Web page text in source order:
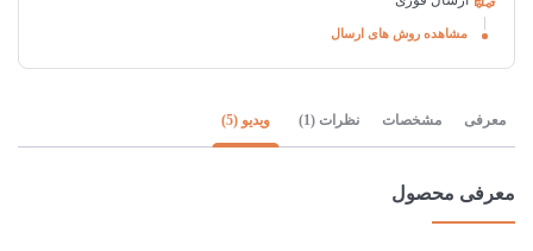
مشاهده روش های ارسال
معرفی مشخصات نظرات (1) ویدیو (5)
معرفی محصول